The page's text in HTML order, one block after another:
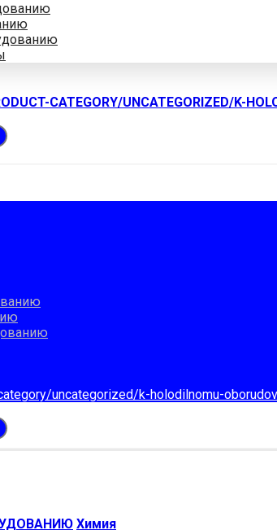
CATEGORY/UNCATEGORIZED/K-
uncategorized/k-holodilnomu-
Химия